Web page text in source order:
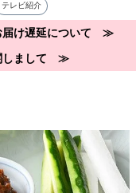
テレビ紹介
届け遅延について ≫
しまして ≫